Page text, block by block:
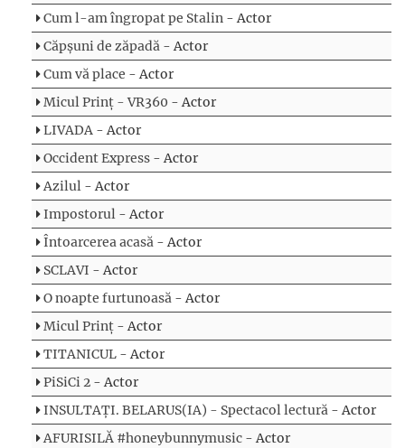
Cum l-am îngropat pe Stalin - Actor
Căpșuni de zăpadă - Actor
Cum vă place - Actor
Micul Prinț - VR360 - Actor
LIVADA - Actor
Occident Express - Actor
Azilul - Actor
Impostorul - Actor
Întoarcerea acasă - Actor
SCLAVI - Actor
O noapte furtunoasă - Actor
Micul Prinț - Actor
TITANICUL - Actor
PiSiCi 2 - Actor
INSULTAȚI. BELARUS(IA) - Spectacol lectură - Actor
AFURISILĂ #honeybunnymusic - Actor